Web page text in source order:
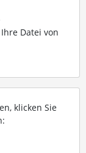
Datei von
klicken Sie